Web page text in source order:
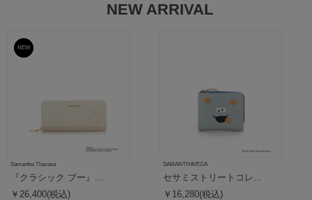
NEW ARRIVAL
予約
NEW
Samantha Thavasa
『クラシック プー』...
￥26,400(税込)
SAMANTHAVEGA
セサミストリートコレ...
￥16,280(税込)